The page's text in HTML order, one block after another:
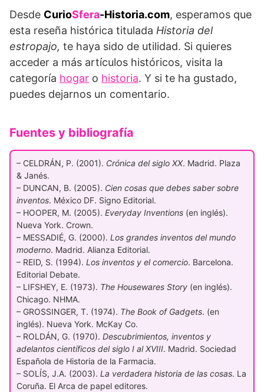
Desde CurioSfera-Historia.com, esperamos que
esta reseña histórica titulada Historia del
estropajo, te haya sido de utilidad. Si quieres
acceder a más artículos históricos, visita la
categoría hogar o historia. Y si te ha gustado,
puedes dejarnos un comentario.
Fuentes y bibliografía
– CELDRÁN, P. (2001). Crónica del siglo XX. Madrid. Plaza
& Janés.
– DUNCAN, B. (2005). Cien cosas que debes saber sobre
inventos. México DF. Signo Editorial.
– HOOPER, M. (2005). Everyday Inventions (en inglés).
Nueva York. Crown.
– MESSADIÉ, G. (2000). Los grandes inventos del mundo
moderno. Madrid. Alianza Editorial.
– REID, S. (1994). Los inventos y el comercio. Barcelona.
Editorial Debate.
– LIFSHEY, E. (1973). The Housewares Story (en inglés).
Chicago. NHMA.
– GROSSINGER, T. (1974). The Book of Gadgets. (en
inglés). Nueva York. McKay Co.
– ROLDÁN, G. (1970). Descubrimientos, inventos y
adelantos científicos del siglo I al XVIII. Madrid. Sociedad
Española de Historia de la Farmacia.
– SOLÍS, J.A. (2003). La verdadera historia de las cosas. La
Coruña. El Arca de papel editores.